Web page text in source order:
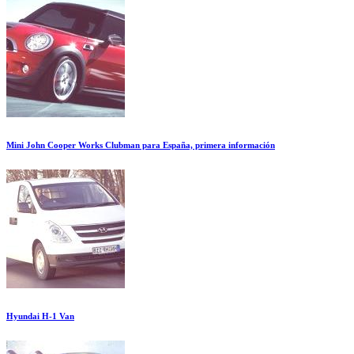
Mini John Cooper Works Clubman para España, primera información
Hyundai H-1 Van